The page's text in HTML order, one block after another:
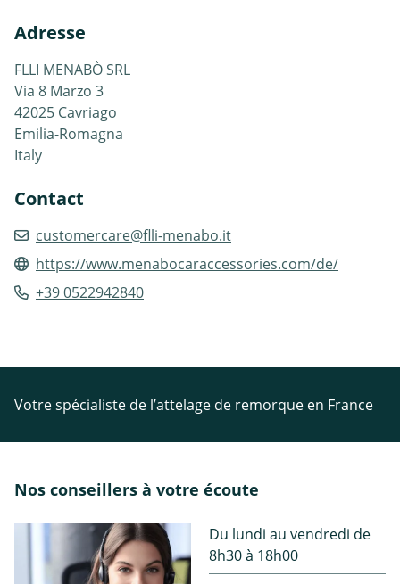
Adresse
FLLI MENABÒ SRL
Via 8 Marzo 3
42025 Cavriago
Emilia-Romagna
Italy
Contact
customercare@flli-menabo.it
https://www.menabocaraccessories.com/de/
+39 0522942840
Votre spécialiste de l’attelage de remorque en France
Nos conseillers à votre écoute
Du lundi au vendredi de
8h30 à 18h00